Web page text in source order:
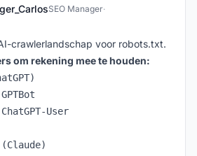
SEO Manager·
crawlerlandschap voor robots.txt.
om rekening mee te houden:
User